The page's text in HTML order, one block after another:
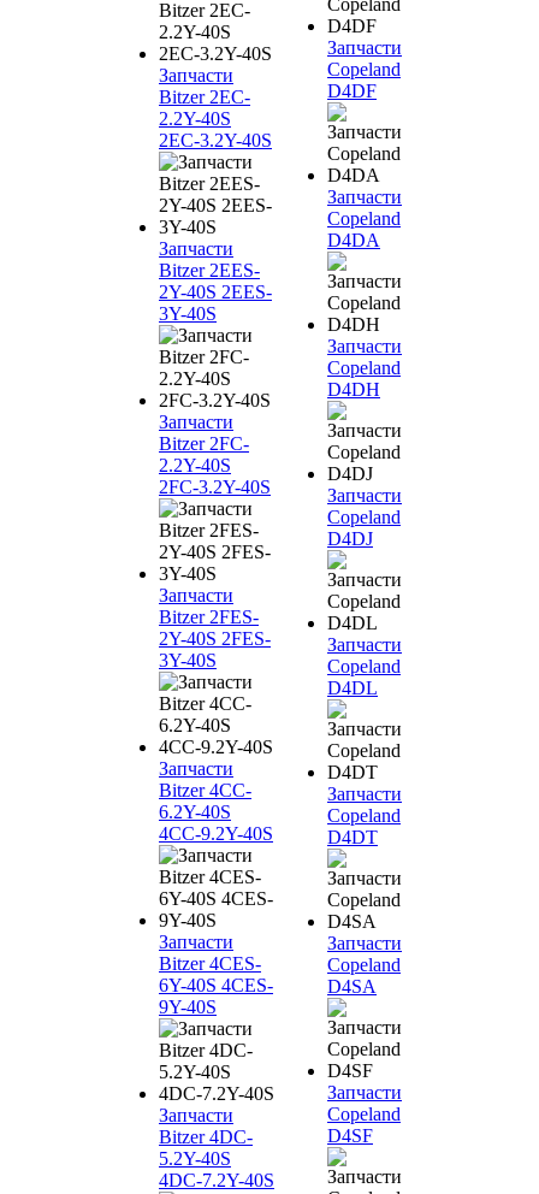
Запчасти
Bitzer 2EC-
2.2Y-40S
2EC-3.2Y-40S
Запчасти
Bitzer 2EES-
2Y-40S 2EES-
3Y-40S
Запчасти
Bitzer 2FC-
2.2Y-40S
2FC-3.2Y-40S
Запчасти
Bitzer 2FES-
2Y-40S 2FES-
3Y-40S
Запчасти
Bitzer 4CC-
6.2Y-40S
4CC-9.2Y-40S
Запчасти
Bitzer 4CES-
6Y-40S 4CES-
9Y-40S
Запчасти
Bitzer 4DC-
5.2Y-40S
4DC-7.2Y-40S
Запчасти
Copeland
D4DF
Запчасти
Copeland
D4DA
Запчасти
Copeland
D4DH
Запчасти
Copeland
D4DJ
Запчасти
Copeland
D4DL
Запчасти
Copeland
D4DT
Запчасти
Copeland
D4SA
Запчасти
Copeland
D4SF